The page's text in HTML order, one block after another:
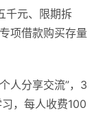
千元、限期拆
项借款购买存量
人分享交流”，3
，每人收费100